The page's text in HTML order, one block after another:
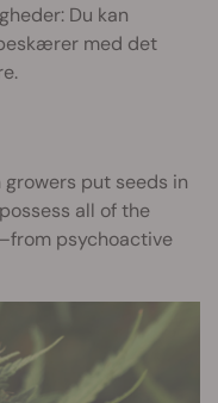
Du kan
med det
put seeds in
all of the
psychoactive